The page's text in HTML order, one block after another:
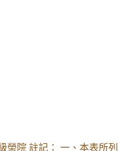
榮院 註記： 一、本表所列